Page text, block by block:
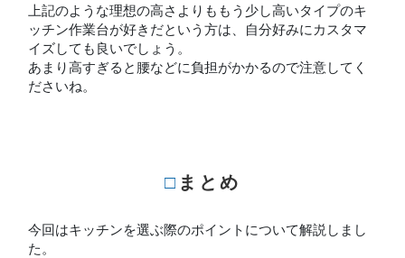
上記のような理想の高さよりももう少し高いタイプのキ
ッチン作業台が好きだという方は、自分好みにカスタマ
イズしても良いでしょう。
あまり高すぎると腰などに負担がかかるので注意してく
ださいね。
□まとめ
今回はキッチンを選ぶ際のポイントについて解説しまし
た。